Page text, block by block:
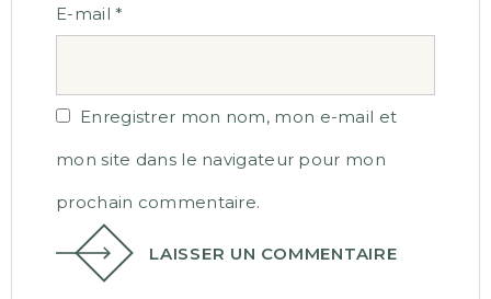
E-mail*
Enregistrer mon nom, mon e-mail et
mon site dans le navigateur pour mon
prochain commentaire.
LAISSER UN COMMENTAIRE